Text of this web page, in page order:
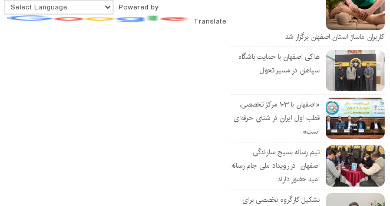
کاربران ماساژ استان اصفهان برگزار شد
هاکی اصفهان با حمایت باشگاه
سپاهان در مسیر تحول
«اصفهان با ۱۰۳ مرکز تخصصی،
قطب اول ایران در شنای حرفه‌ای
است»
تیم رسانه بسیج سازندگی
اصفهان در رویداد ملی جام رسانه
امید حضور دارند
تشکیل کارگروه تخصصی برای
Powered by
Translate